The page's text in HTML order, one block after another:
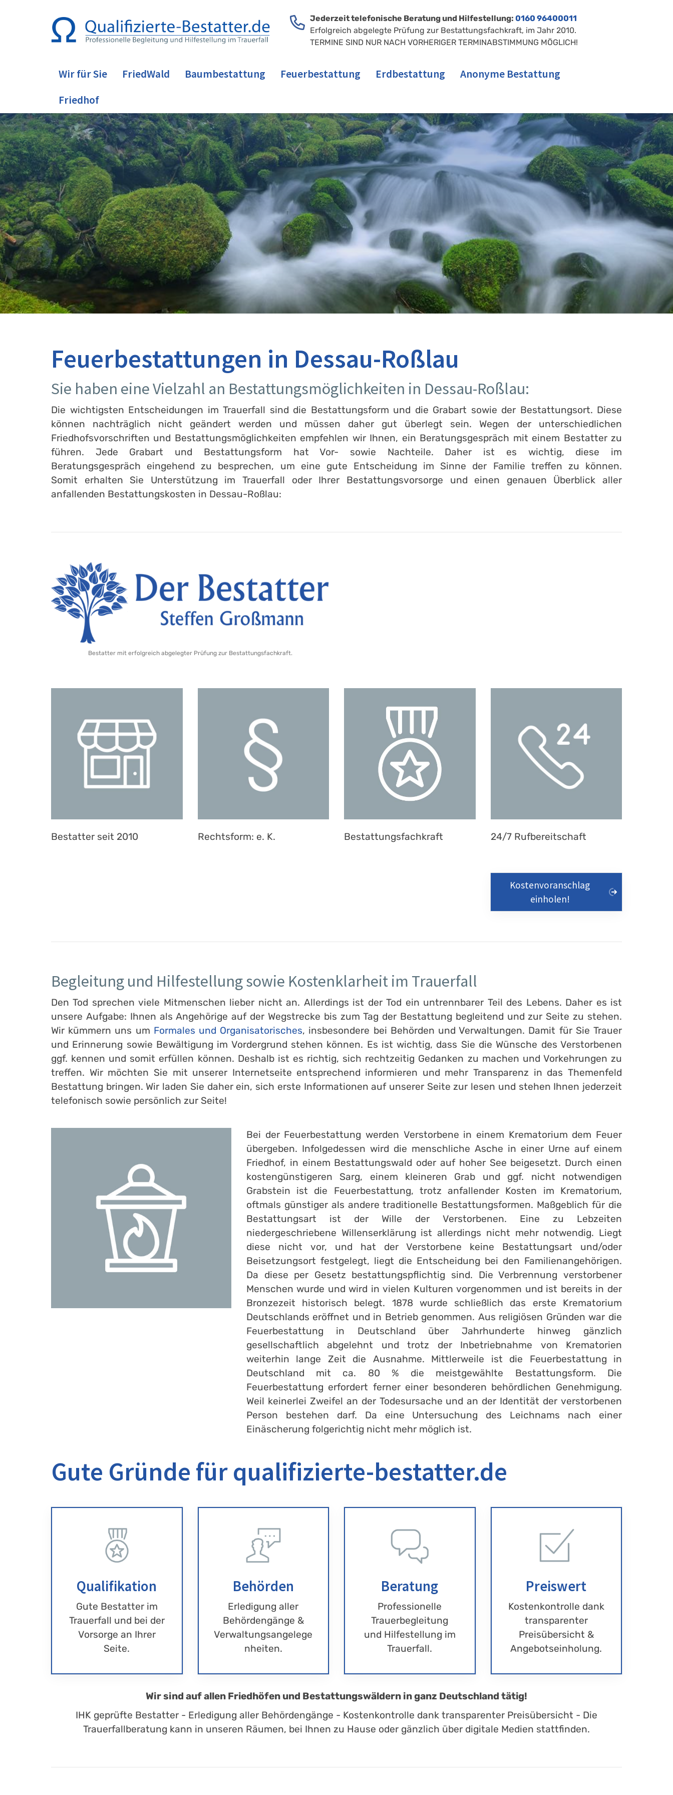
Jederzeit telefonische Beratung und Hilfestellung: 0160 96400011
Erfolgreich abgelegte Prüfung zur Bestattungsfachkraft, im Jahr 2010.
TERMINE SIND NUR NACH VORHERIGER TERMINABSTIMMUNG MÖGLICH!
Wir für Sie FriedWald Baumbestattung Feuerbestattung Erdbestattung
Anonyme Bestattung
Friedhof
Feuerbestattungen in Dessau-Roßlau
Sie haben eine Vielzahl an Bestattungsmöglichkeiten in Dessau-Roßlau:
Die wichtigsten Entscheidungen im Trauerfall sind die Bestattungsform und die Grabart sowie der Bestattungsort. Diese
können nachträglich nicht geändert werden und müssen daher gut überlegt sein. Wegen der unterschiedlichen
Friedhofsvorschriften und Bestattungsmöglichkeiten empfehlen wir Ihnen, ein Beratungsgespräch mit einem Bestatter zu
führen. Jede Grabart und Bestattungsform hat Vor- sowie Nachteile. Daher ist es wichtig, diese im
Beratungsgespräch eingehend zu besprechen, um eine gute Entscheidung im Sinne der Familie treffen zu können.
Somit erhalten Sie Unterstützung im Trauerfall oder Ihrer Bestattungsvorsorge und einen genauen Überblick aller
anfallenden Bestattungskosten in Dessau-Roßlau:
Bestatter mit erfolgreich abgelegter Prüfung zur Bestattungsfachkraft.
Bestatter seit 2010 Rechtsform: e. K. Bestattungsfachkraft 24/7 Rufbereitschaft
Kostenvoranschlag
einholen!
Begleitung und Hilfestellung sowie Kostenklarheit im Trauerfall
Den Tod sprechen viele Mitmenschen lieber nicht an. Allerdings ist der Tod ein untrennbarer Teil des Lebens. Daher es ist
unsere Aufgabe: Ihnen als Angehörige auf der Wegstrecke bis zum Tag der Bestattung begleitend und zur Seite zu stehen.
Wir kümmern uns um Formales und Organisatorisches, insbesondere bei Behörden und Verwaltungen. Damit für Sie Trauer
und Erinnerung sowie Bewältigung im Vordergrund stehen können. Es ist wichtig, dass Sie die Wünsche des Verstorbenen
ggf. kennen und somit erfüllen können. Deshalb ist es richtig, sich rechtzeitig Gedanken zu machen und Vorkehrungen zu
treffen. Wir möchten Sie mit unserer Internetseite entsprechend informieren und mehr Transparenz in das Themenfeld
Bestattung bringen. Wir laden Sie daher ein, sich erste Informationen auf unserer Seite zur lesen und stehen Ihnen jederzeit
telefonisch sowie persönlich zur Seite!
Bei der Feuerbestattung werden Verstorbene in einem Krematorium dem Feuer
übergeben. Infolgedessen wird die menschliche Asche in einer Urne auf einem
Friedhof, in einem Bestattungswald oder auf hoher See beigesetzt. Durch einen
kostengünstigeren Sarg, einem kleineren Grab und ggf. nicht notwendigen
Grabstein ist die Feuerbestattung, trotz anfallender Kosten im Krematorium,
oftmals günstiger als andere traditionelle Bestattungsformen. Maßgeblich für die
Bestattungsart ist der Wille der Verstorbenen. Eine zu Lebzeiten
niedergeschriebene Willenserklärung ist allerdings nicht mehr notwendig. Liegt
diese nicht vor, und hat der Verstorbene keine Bestattungsart und/oder
Beisetzungsort festgelegt, liegt die Entscheidung bei den Familienangehörigen.
Da diese per Gesetz bestattungspflichtig sind. Die Verbrennung verstorbener
Menschen wurde und wird in vielen Kulturen vorgenommen und ist bereits in der
Bronzezeit historisch belegt. 1878 wurde schließlich das erste Krematorium
Deutschlands eröffnet und in Betrieb genommen. Aus religiösen Gründen war die
Feuerbestattung in Deutschland über Jahrhunderte hinweg gänzlich
gesellschaftlich abgelehnt und trotz der Inbetriebnahme von Krematorien
weiterhin lange Zeit die Ausnahme. Mittlerweile ist die Feuerbestattung in
Deutschland mit ca. 80 % die meistgewählte Bestattungsform. Die
Feuerbestattung erfordert ferner einer besonderen behördlichen Genehmigung.
Weil keinerlei Zweifel an der Todesursache und an der Identität der verstorbenen
Person bestehen darf. Da eine Untersuchung des Leichnams nach einer
Einäscherung folgerichtig nicht mehr möglich ist.
Gute Gründe für qualifizierte-bestatter.de
Qualifikation
Gute Bestatter im
Trauerfall und bei der
Vorsorge an Ihrer
Seite.
Behörden
Erledigung aller
Behördengänge &
Verwaltungsangelege
nheiten.
Beratung
Professionelle
Trauerbegleitung
und Hilfestellung im
Trauerfall.
Preiswert
Kostenkontrolle dank
transparenter
Preisübersicht &
Angebotseinholung.
Wir sind auf allen Friedhöfen und Bestattungswäldern in ganz Deutschland tätig!
IHK geprüfte Bestatter - Erledigung aller Behördengänge - Kostenkontrolle dank transparenter Preisübersicht - Die
Trauerfallberatung kann in unseren Räumen, bei Ihnen zu Hause oder gänzlich über digitale Medien stattfinden.